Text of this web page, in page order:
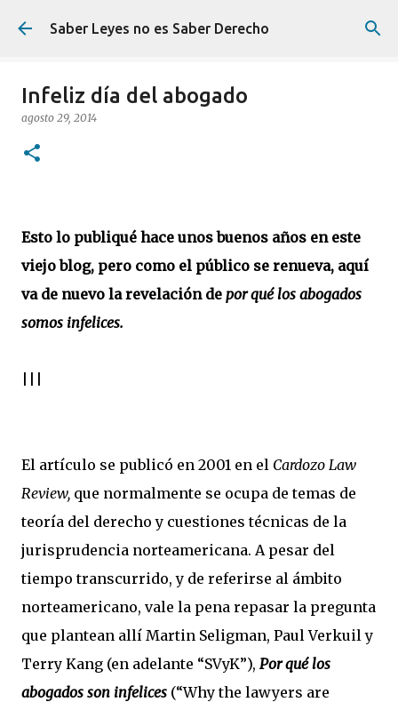
Ir al contenido principal
Saber Leyes no es Saber Derecho
Infeliz día del abogado
agosto 29, 2014
Esto lo publiqué hace unos buenos años en este
viejo blog, pero como el público se renueva, aquí
va de nuevo la revelación de por qué los abogados
somos infelices.
El artículo se publicó en 2001 en el Cardozo Law
Review, que normalmente se ocupa de temas de
teoría del derecho y cuestiones técnicas de la
jurisprudencia norteamericana. A pesar del
tiempo transcurrido, y de referirse al ámbito
norteamericano, vale la pena repasar la pregunta
que plantean allí Martin Seligman, Paul Verkuil y
Terry Kang (en adelante “SVyK”), Por qué los
abogados son infelices (“Why the lawyers are